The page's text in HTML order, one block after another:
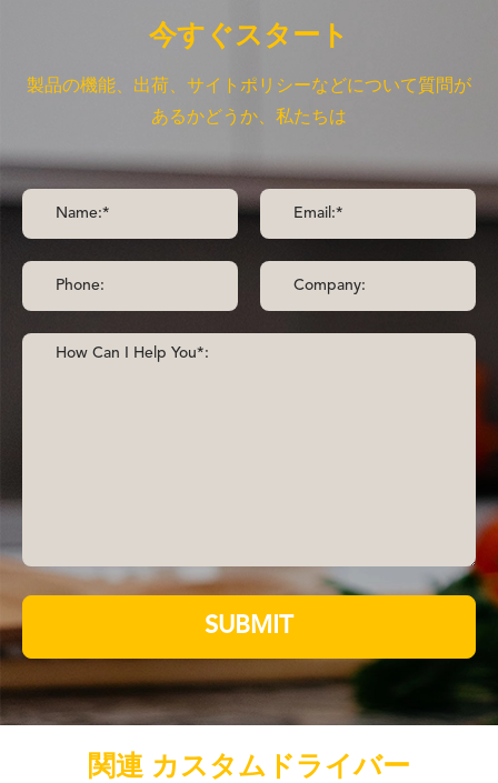
今すぐスタート
製品の機能、出荷、サイトポリシーなどについて質問が
あるかどうか、私たちは
SUBMIT
関連 カスタムドライバー